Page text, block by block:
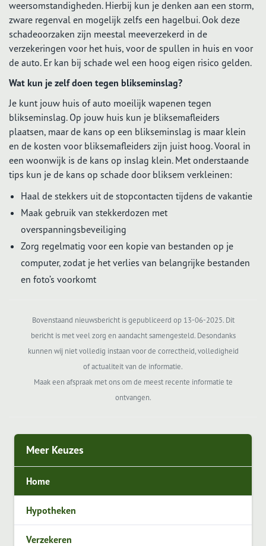
weersomstandigheden. Hierbij kun je denken aan een storm,
zware regenval en mogelijk zelfs een hagelbui. Ook deze
schadeoorzaken zijn meestal meeverzekerd in de
verzekeringen voor het huis, voor de spullen in huis en voor
de auto. Er kan bij schade wel een hoog eigen risico gelden.
Wat kun je zelf doen tegen blikseminslag?
Je kunt jouw huis of auto moeilijk wapenen tegen
blikseminslag. Op jouw huis kun je bliksemafleiders
plaatsen, maar de kans op een blikseminslag is maar klein
en de kosten voor bliksemafleiders zijn juist hoog. Vooral in
een woonwijk is de kans op inslag klein. Met onderstaande
tips kun je de kans op schade door bliksem verkleinen:
Haal de stekkers uit de stopcontacten tijdens de vakantie
Maak gebruik van stekkerdozen met
overspanningsbeveiliging
Zorg regelmatig voor een kopie van bestanden op je
computer, zodat je het verlies van belangrijke bestanden
en foto’s voorkomt
Bovenstaand nieuwsbericht is gepubliceerd op 13-06-2025. Dit
bericht is met veel zorg en aandacht samengesteld. Desondanks
kunnen wij niet volledig instaan voor de correctheid, volledigheid
of actualiteit van de informatie.
Maak een afspraak met ons om de meest recente informatie te
ontvangen.
Meer Keuzes
Home
Hypotheken
Verzekeren